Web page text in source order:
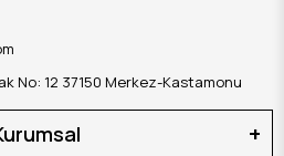
No: 12 37150 Merkez-Kastamonu